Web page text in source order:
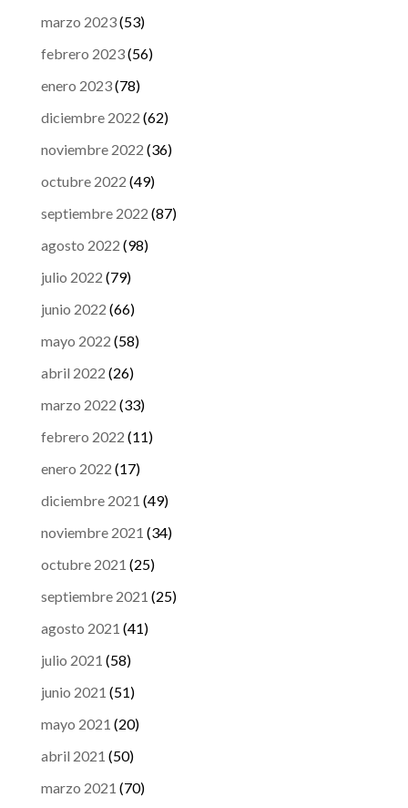
marzo 2023(53)
febrero 2023(56)
enero 2023(78)
diciembre 2022 (62)
noviembre 2022 (36)
octubre 2022 (49)
septiembre 2022 (87)
agosto 2022 (98)
julio 2022 (79)
junio 2022 (66)
mayo 2022 (58)
abril 2022 (26)
marzo 2022 (33)
febrero 2022 (11)
enero 2022 (17)
diciembre 2021 (49)
noviembre 2021 (34)
octubre 2021 (25)
septiembre 2021 (25)
agosto 2021 (41)
julio 2021 (58)
junio 2021 (51)
mayo 2021 (20)
abril 2021 (50)
marzo 2021 (70)